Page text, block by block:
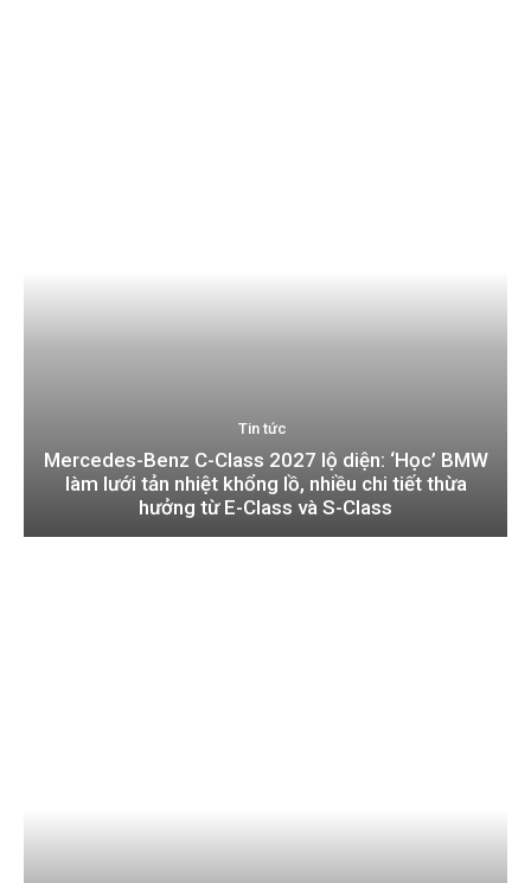
Tin tức
Mercedes-Benz C-Class 2027 lộ diện: ‘Học’ BMW
làm lưới tản nhiệt khổng lồ, nhiều chi tiết thừa
hưởng từ E-Class và S-Class